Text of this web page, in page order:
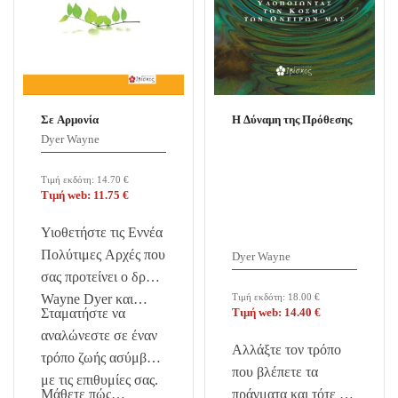
Σε Αρμονία
Dyer Wayne
Τιμή εκδότη: 14.70 €
Τιμή web: 11.75 €
Υιοθετήστε τις Εννέα
Πολύτιμες Αρχές που
σας προτείνει ο δρ
Wayne Dyer και…
Σταματήστε να
αναλώνεστε σε έναν
τρόπο ζωής ασύμβατο
με τις επιθυμίες σας.
Μάθετε πώς…
Η Δύναμη της Πρόθεσης
Dyer Wayne
Τιμή εκδότη: 18.00 €
Τιμή web: 14.40 €
Αλλάξτε τον τρόπο
που βλέπετε τα
πράγματα και τότε τα